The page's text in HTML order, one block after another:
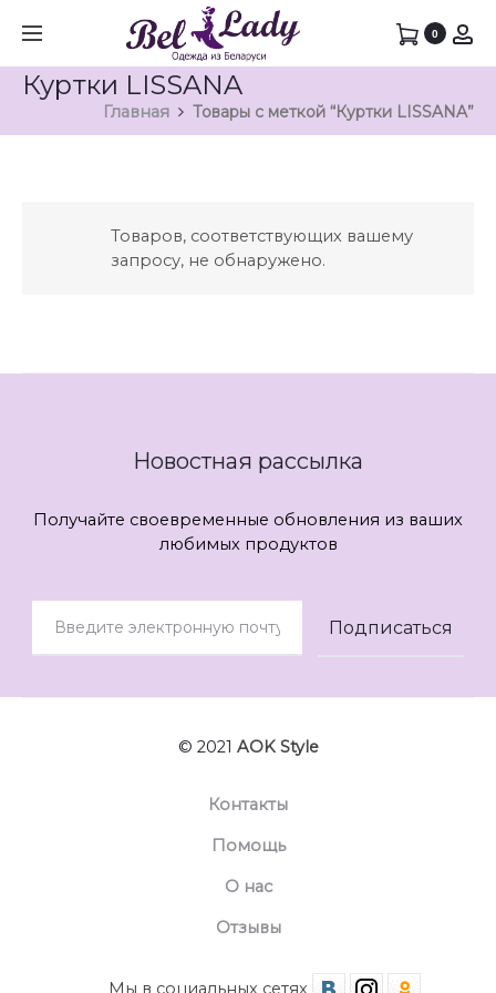
0
Куртки LISSANA
Главная Товары с меткой “Куртки LISSANA”
Товаров, соответствующих вашему
запросу, не обнаружено.
Новостная рассылка
Получайте своевременные обновления из ваших
любимых продуктов
© 2021 AOK Style
Контакты
Помощь
О нас
Отзывы
Мы в социальных сетях